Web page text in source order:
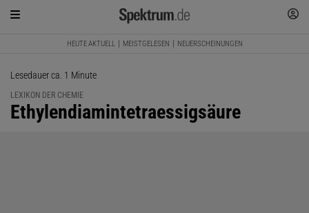
HEUTE AKTUELL MEISTGELESEN NEUERSCHEINUNGEN
Lesedauer ca. 1 Minute
LEXIKON DER CHEMIE
:
Ethylendiamintetraessigsäure